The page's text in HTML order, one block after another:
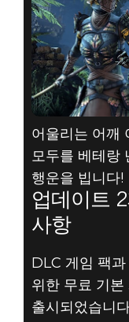
어울리는 어깨
모두를 베테랑
행운을 빕니다!
업데이트
사항
DLC 게임 팩
위한 무료 기
출시되었습니